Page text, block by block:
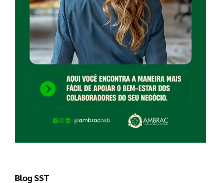
Blog SST